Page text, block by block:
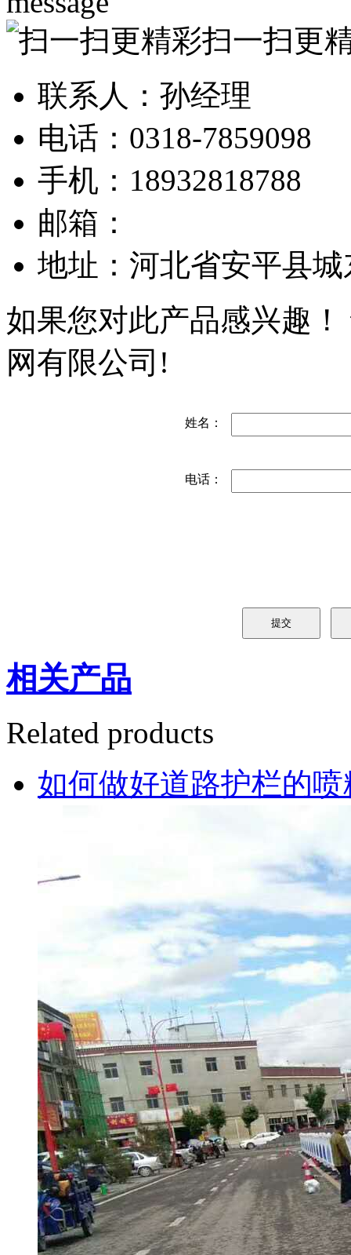
扫一扫更
联系人：孙经理
电话：0318-7859098
手机：18932818788
邮箱：
地址：河北省安平县
如果您对此产品感兴趣！
网有限公司!
姓名：
电话：
相关产品
Related products
如何做好道路护栏的喷